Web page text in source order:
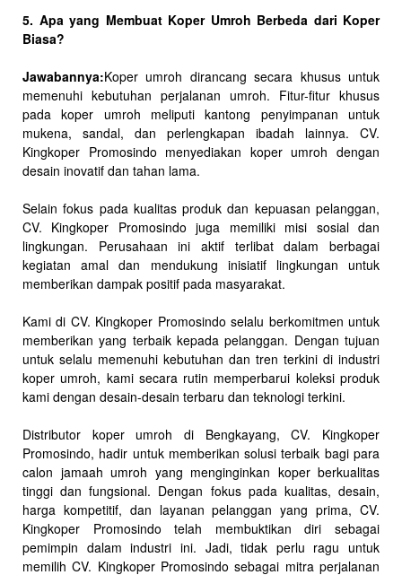
5. Apa yang Membuat Koper Umroh Berbeda dari Koper
Biasa?
Jawabannya:Koper umroh dirancang secara khusus untuk
memenuhi kebutuhan perjalanan umroh. Fitur-fitur khusus
pada koper umroh meliputi kantong penyimpanan untuk
mukena, sandal, dan perlengkapan ibadah lainnya. CV.
Kingkoper Promosindo menyediakan koper umroh dengan
desain inovatif dan tahan lama.
Selain fokus pada kualitas produk dan kepuasan pelanggan,
CV. Kingkoper Promosindo juga memiliki misi sosial dan
lingkungan. Perusahaan ini aktif terlibat dalam berbagai
kegiatan amal dan mendukung inisiatif lingkungan untuk
memberikan dampak positif pada masyarakat.
Kami di CV. Kingkoper Promosindo selalu berkomitmen untuk
memberikan yang terbaik kepada pelanggan. Dengan tujuan
untuk selalu memenuhi kebutuhan dan tren terkini di industri
koper umroh, kami secara rutin memperbarui koleksi produk
kami dengan desain-desain terbaru dan teknologi terkini.
Distributor koper umroh di Bengkayang, CV. Kingkoper
Promosindo, hadir untuk memberikan solusi terbaik bagi para
calon jamaah umroh yang menginginkan koper berkualitas
tinggi dan fungsional. Dengan fokus pada kualitas, desain,
harga kompetitif, dan layanan pelanggan yang prima, CV.
Kingkoper Promosindo telah membuktikan diri sebagai
pemimpin dalam industri ini. Jadi, tidak perlu ragu untuk
memilih CV. Kingkoper Promosindo sebagai mitra perjalanan